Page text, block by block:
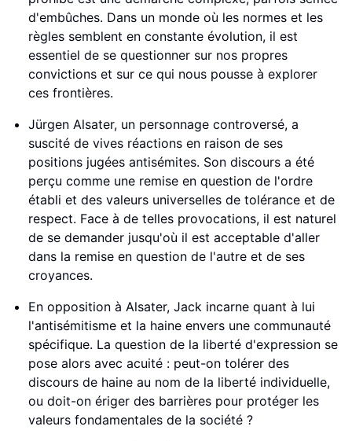
d'embûches. Dans un monde où les normes et les
règles semblent en constante évolution, il est
essentiel de se questionner sur nos propres
convictions et sur ce qui nous pousse à explorer
ces frontières.
Jürgen Alsater, un personnage controversé, a
suscité de vives réactions en raison de ses
positions jugées antisémites. Son discours a été
perçu comme une remise en question de l'ordre
établi et des valeurs universelles de tolérance et de
respect. Face à de telles provocations, il est naturel
de se demander jusqu'où il est acceptable d'aller
dans la remise en question de l'autre et de ses
croyances.
En opposition à Alsater, Jack incarne quant à lui
l'antisémitisme et la haine envers une communauté
spécifique. La question de la liberté d'expression se
pose alors avec acuité : peut-on tolérer des
discours de haine au nom de la liberté individuelle,
ou doit-on ériger des barrières pour protéger les
valeurs fondamentales de la société ?